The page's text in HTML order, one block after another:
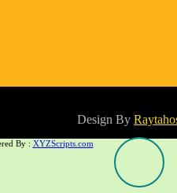
Design By
By : XYZScripts.com